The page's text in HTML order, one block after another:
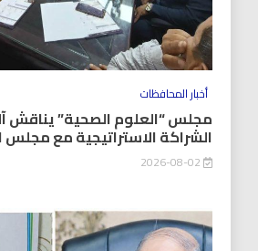
أخبار المحافظات
مجلس “العلوم الصحية” يناقش
الشراكة الاستراتيجية مع مجلس